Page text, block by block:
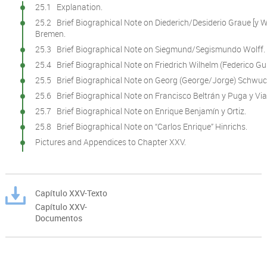
25.1 Explanation.
25.2 Brief Biographical Note on Diederich/Desiderio Graue [y
Bremen.
25.3 Brief Biographical Note on Siegmund/Segismundo Wolff.
25.4 Brief Biographical Note on Friedrich Wilhelm (Federico
25.5 Brief Biographical Note on Georg (George/Jorge)
25.6 Brief Biographical Note on Francisco Beltrán y Puga y
25.7 Brief Biographical Note on Enrique Benjamín y Ortiz.
25.8 Brief Biographical Note on “Carlos Enrique” Hinrichs.
Pictures and Appendices to Chapter XXV.
Capítulo XXV-Texto
Capítulo XXV-
Documentos